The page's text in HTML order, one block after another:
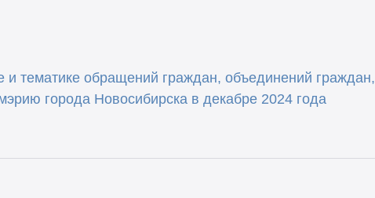
и тематике обращений граждан, объединений граждан,
города Новосибирска в декабре 2024 года